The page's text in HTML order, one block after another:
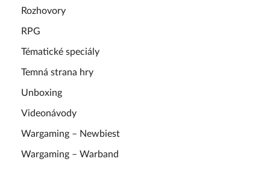
Rozhovory
RPG
Tématické speciály
Temná strana hry
Unboxing
Videonávody
Wargaming – Newbiest
Wargaming – Warband